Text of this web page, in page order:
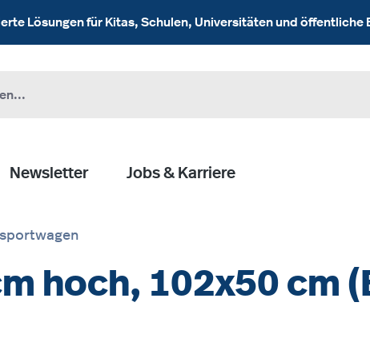
Lösungen für Kitas, Schulen, Universitäten und öffentliche
Newsletter Jobs & Karriere
hoch, 102x50 cm